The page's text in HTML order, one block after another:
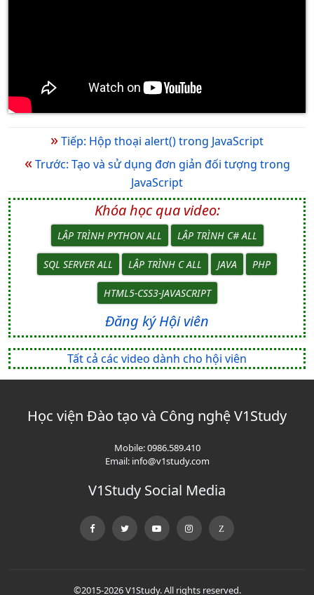
»Tiếp: Hộp thoại alert() trong JavaScript
«Trước: Tạo và sử dụng đơn giản đối tượng trong
JavaScript
Khóa học qua video:
LẬP TRÌNH PYTHON ALL LẬP TRÌNH C# ALL
SQL SERVER ALL LẬP TRÌNH C ALL JAVA PHP
HTML5-CSS3-JAVASCRIPT
Đăng ký Hội viên
Tất cả các video dành cho hội viên
Học viện Đào tạo và Công nghệ V1Study
Mobile:0986.589.410
Email: info@v1study.com
V1Study Social Media
©2015-2026 V1Study. All rights reserved.